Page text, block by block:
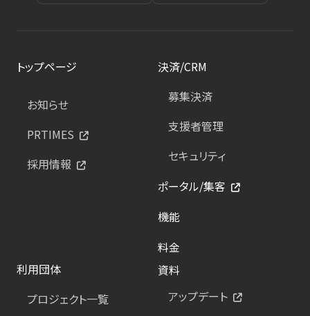
トップページ
お知らせ
PRTIMES
採用情報
決済/CRM
募集決済
支援者管理
セキュリティ
ポータル/集客
機能
料金
利用団体
プロジェクト一覧
資料
アップデート